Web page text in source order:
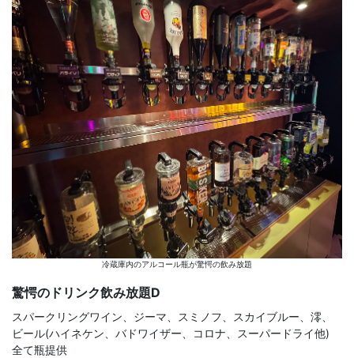
冷蔵庫内のアルコール瓶が驚愕の飲み放題
驚愕のドリンク飲み放題D
スパークリングワイン、ジーマ、スミノフ、スカイブルー、澪、
ビール(ハイネケン、バドワイザー、コロナ、スーパードライ他)
全て瓶提供